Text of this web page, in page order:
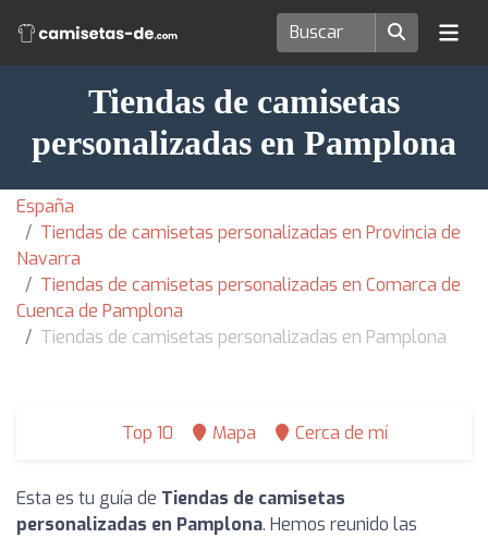
Tiendas de camisetas
personalizadas en Pamplona
España
Tiendas de camisetas personalizadas en Provincia de
Navarra
Tiendas de camisetas personalizadas en Comarca de
Cuenca de Pamplona
Tiendas de camisetas personalizadas en Pamplona
Top 10 Mapa Cerca de mí
Esta es tu guía de Tiendas de camisetas
personalizadas en Pamplona. Hemos reunido las